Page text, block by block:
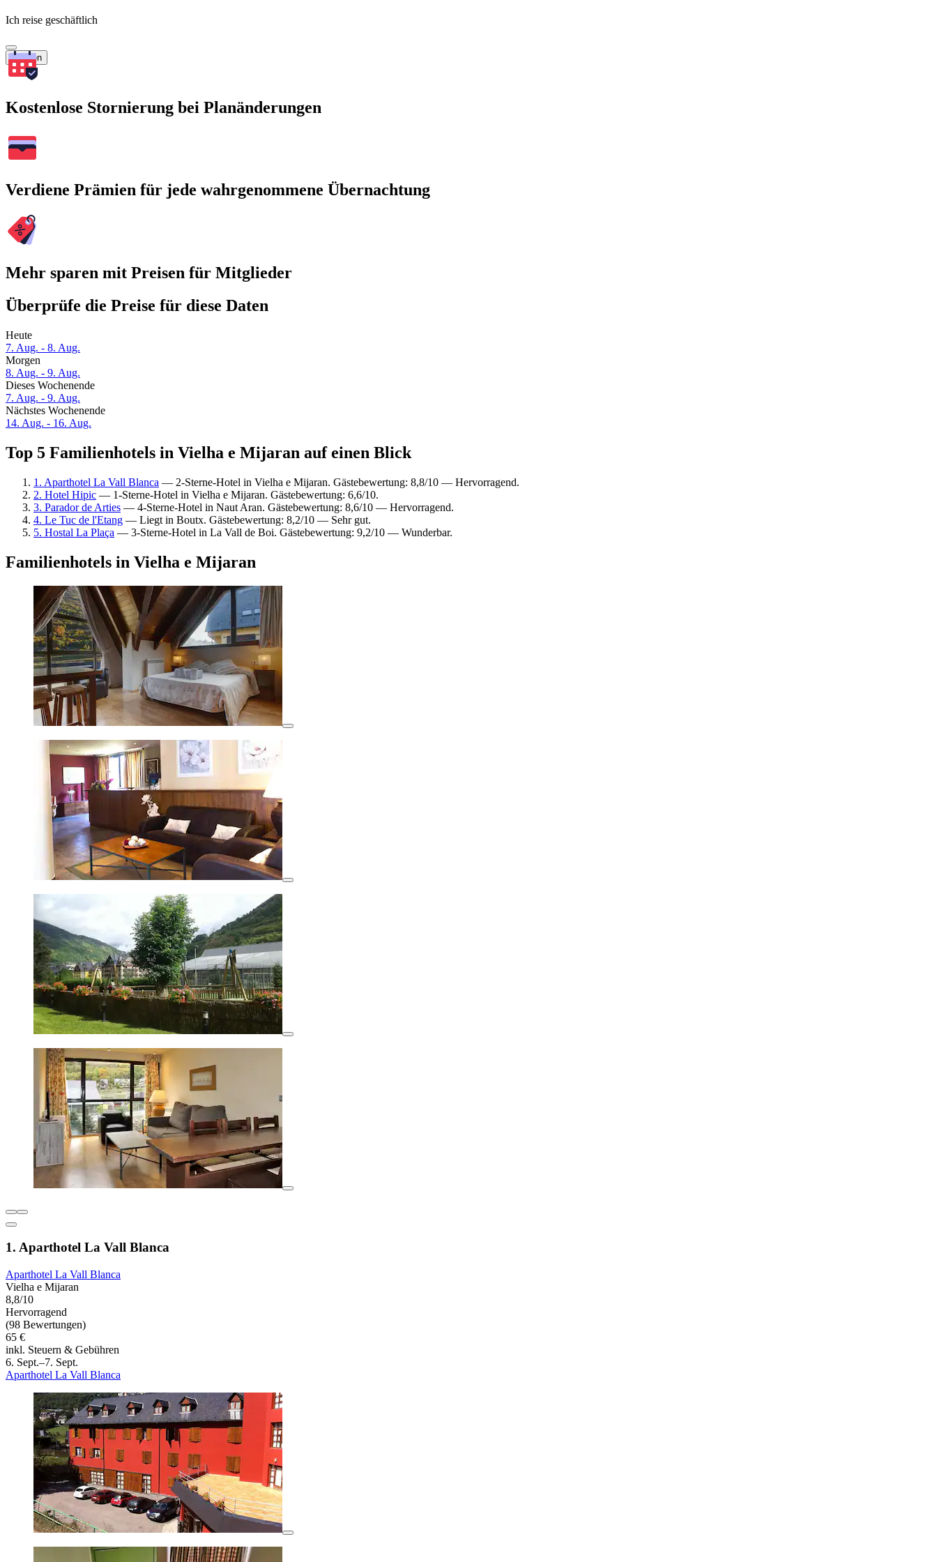
Ich reise geschäftlich
Suchen
Kostenlose Stornierung bei Planänderungen
Verdiene Prämien für jede wahrgenommene Übernachtung
Mehr sparen mit Preisen für Mitglieder
Überprüfe die Preise für diese Daten
Heute
7. Aug. - 8. Aug.
Morgen
8. Aug. - 9. Aug.
Dieses Wochenende
7. Aug. - 9. Aug.
Nächstes Wochenende
14. Aug. - 16. Aug.
Top 5 Familienhotels in Vielha e Mijaran auf einen Blick
1. Aparthotel La Vall Blanca — 2-Sterne-Hotel in Vielha e Mijaran. Gästebewertung: 8,8/10 — Hervorragend.
2. Hotel Hipic — 1-Sterne-Hotel in Vielha e Mijaran. Gästebewertung: 6,6/10.
3. Parador de Arties — 4-Sterne-Hotel in Naut Aran. Gästebewertung: 8,6/10 — Hervorragend.
4. Le Tuc de l'Etang — Liegt in Boutx. Gästebewertung: 8,2/10 — Sehr gut.
5. Hostal La Plaça — 3-Sterne-Hotel in La Vall de Boi. Gästebewertung: 9,2/10 — Wunderbar.
Familienhotels in Vielha e Mijaran
1. Aparthotel La Vall Blanca
Aparthotel La Vall Blanca
Vielha e Mijaran
8,8/10
Hervorragend
(98 Bewertungen)
65 €
inkl. Steuern & Gebühren
6. Sept.–7. Sept.
Aparthotel La Vall Blanca